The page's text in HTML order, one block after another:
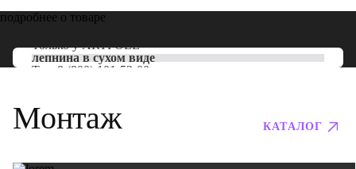
подробнее о товаре
Только уARTPOLE
лепнина в сухом виде
Тел: 8 (800) 101-53-00
Монтаж КАТАЛОГ